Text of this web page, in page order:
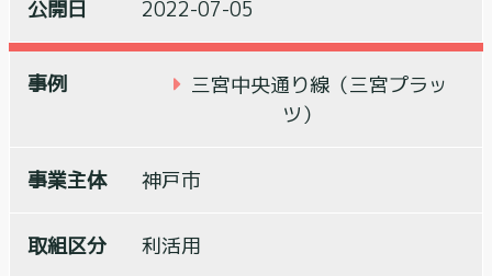
2022-07-05
三宮中央通り線（三宮プラッ
ツ）
神戸市
利活用